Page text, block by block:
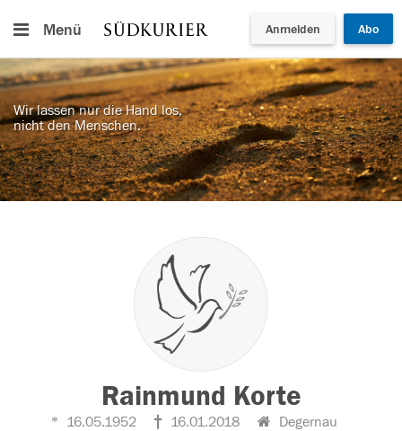
Menü Anmelden Abo
Wir lassen nur die Hand los,
nicht den Menschen.
Rainmund Korte
16.05.1952 16.01.2018 Degernau